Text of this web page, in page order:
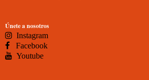
Únete a nosotros
Instagram
Facebook
Youtube